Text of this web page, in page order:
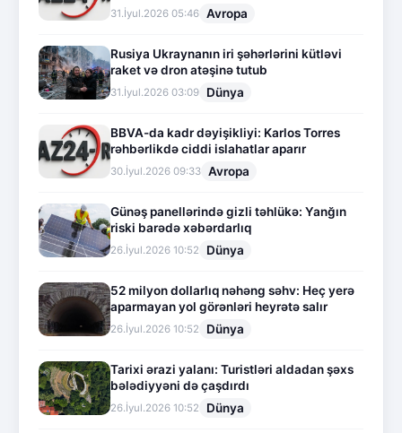
31.İyul.2026 05:46 Avropa
Rusiya Ukraynanın iri şəhərlərini kütləvi
raket və dron atəşinə tutub
31.İyul.2026 03:09 Dünya
BBVA-da kadr dəyişikliyi: Karlos Torres
rəhbərlikdə ciddi islahatlar aparır
30.İyul.2026 09:33 Avropa
Günəş panellərində gizli təhlükə: Yanğın
riski barədə xəbərdarlıq
26.İyul.2026 10:52 Dünya
52 milyon dollarlıq nəhəng səhv: Heç yerə
aparmayan yol görənləri heyrətə salır
26.İyul.2026 10:52 Dünya
Tarixi ərazi yalanı: Turistləri aldadan şəxs
bələdiyyəni də çaşdırdı
26.İyul.2026 10:52 Dünya